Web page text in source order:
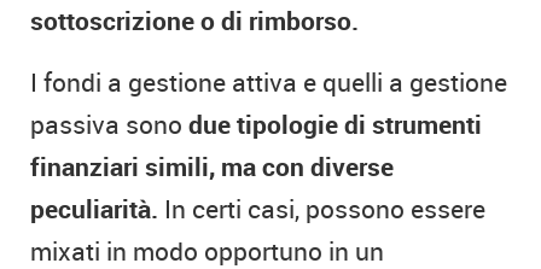
sottoscrizione o di rimborso.
I fondi a gestione attiva e quelli a gestione
passiva sono due tipologie di strumenti
finanziari simili, ma con diverse
peculiarità. In certi casi, possono essere
mixati in modo opportuno in un